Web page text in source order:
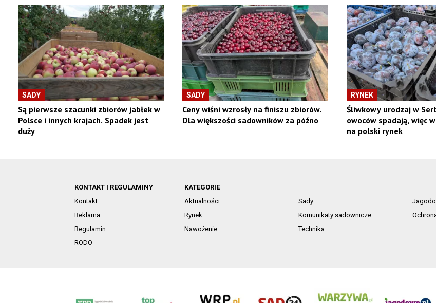
SADY
Są pierwsze szacunki zbiorów jabłek w
Polsce i innych krajach. Spadek jest
duży
SADY
Ceny wiśni wzrosły na finiszu zbiorów.
Dla większości sadowników za późno
RYNEK
Śliwkowy urodzaj w
owoców spadają, więc
na polski rynek
KONTAKT I REGULAMINY
Kontakt
Reklama
Regulamin
RODO
KATEGORIE
Aktualności
Sady
Rynek
Komunikaty sadownicze
Nawożenie
Technika